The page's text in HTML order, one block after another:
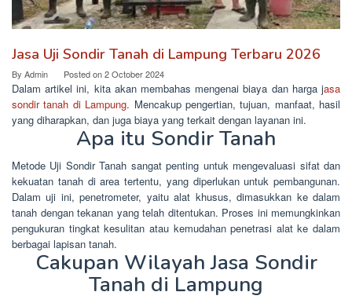
Jasa Uji Sondir Tanah di Lampung Terbaru 2026
By Admin Posted on2 October 2024
Dalam artikel ini, kita akan membahas mengenai biaya dan harga jasa
sondir tanah di Lampung. Mencakup pengertian, tujuan, manfaat, hasil
yang diharapkan, dan juga biaya yang terkait dengan layanan ini.
Apa itu Sondir Tanah
Metode Uji Sondir Tanah sangat penting untuk mengevaluasi sifat dan
kekuatan tanah di area tertentu, yang diperlukan untuk pembangunan.
Dalam uji ini, penetrometer, yaitu alat khusus, dimasukkan ke dalam
tanah dengan tekanan yang telah ditentukan. Proses ini memungkinkan
pengukuran tingkat kesulitan atau kemudahan penetrasi alat ke dalam
berbagai lapisan tanah.
Cakupan Wilayah Jasa Sondir
Tanah di Lampung